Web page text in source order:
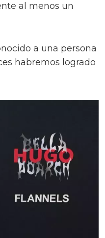
al menos un
a una persona
habremos logrado